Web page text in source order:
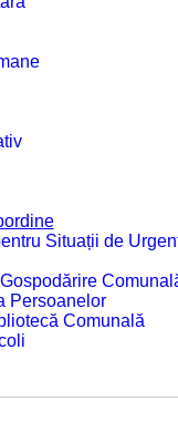
Situații de
Persoanelor
Comunală